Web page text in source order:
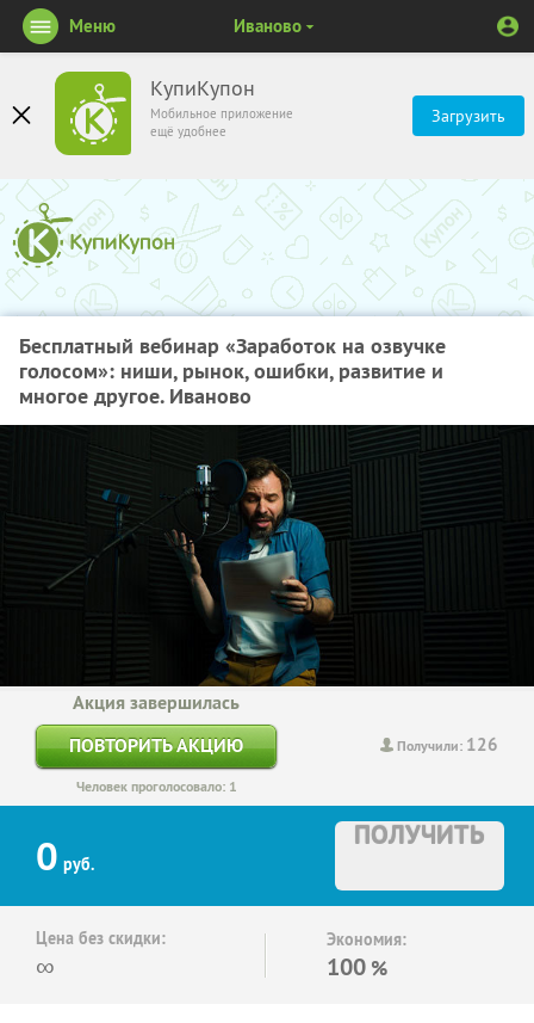
КупиКупон
Мобильное приложение
ещё удобнее
Загрузить
Меню Иваново
Бесплатный вебинар «Заработок на озвучке
голосом»: ниши, рынок, ошибки, развитие и
многое другое. Иваново
Получили: 126
Акция завершилась
ПОВТОРИТЬ АКЦИЮ
Человек проголосовало: 1
0 руб.
ПОЛУЧИТЬ
Цена без скидки:
∞
Экономия:
100 %